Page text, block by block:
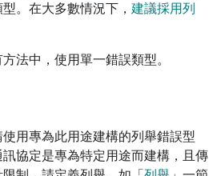
。在大多數情況下， 建議採用列
法中，使用單一錯誤類型。
用專為此用途建構的列舉錯誤型
協定是專為特定用途而建構，且傳